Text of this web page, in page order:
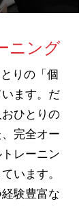
ニング
りの「個
ます。だ
ひとりの
完全オー
レーニン
います。
験豊富な